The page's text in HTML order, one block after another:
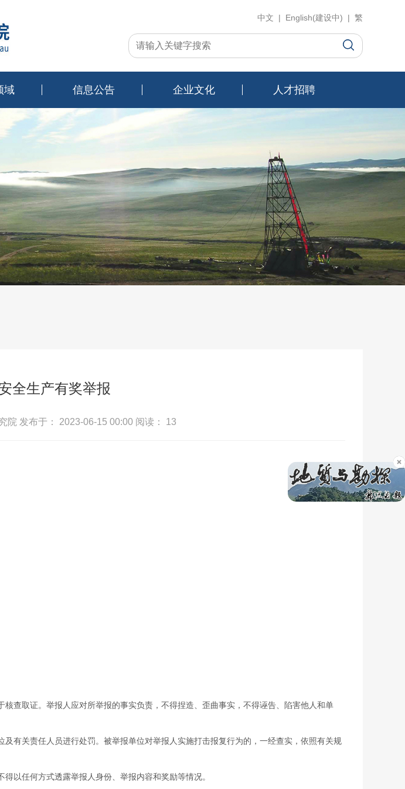
中文 | English(建设中) | 繁
域 信息公告 企业文化 人才招聘
全生产有奖举报
院 发布于： 2023-06-15 00:00 阅读： 13
取证。举报人应对所举报的事实负责，不得捏造、歪曲事实，不得诬告、陷害他人和单
关责任人员进行处罚。被举报单位对举报人实施打击报复行为的，一经查实，依照有关规
任何方式透露举报人身份、举报内容和奖励等情况。